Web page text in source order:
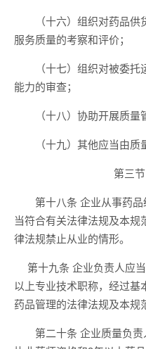
（十六）组织对药品供
服务质量的考察和评价；
（十七）组织对被委托
能力的审查；
（十八）协助开展质量管
（十九）其他应当由质量
第三
第十八条 企业从事药品
当符合有关法律法规及本
律法规禁止从业的情形。
第十九条 企业负责人应
以上专业技术职称，经过基
药品管理的法律法规及本规
第二十条 企业质量负责